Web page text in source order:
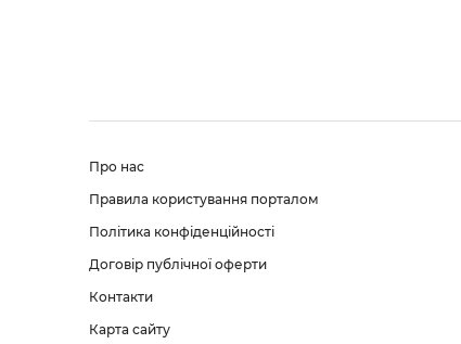
Про нас
Правила користування порталом
Політика конфіденційності
Договір публічної оферти
Контакти
Карта сайту